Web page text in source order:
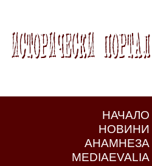
НАЧАЛО
НОВИНИ
АНАМНЕЗА
MEDIAEVALIA